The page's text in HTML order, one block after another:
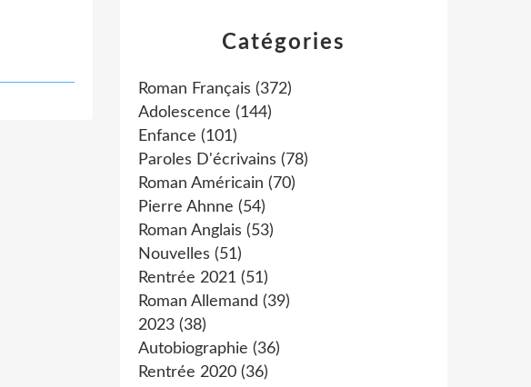
Catégories
Roman Français (372)
Adolescence (144)
Enfance (101)
Paroles D'écrivains (78)
Roman Américain (70)
Pierre Ahnne (54)
Roman Anglais (53)
Nouvelles (51)
Rentrée 2021 (51)
Roman Allemand (39)
2023 (38)
Autobiographie (36)
Rentrée 2020 (36)